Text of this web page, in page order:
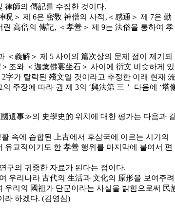
律師의 傳記를 수집한 것이다.
＞ 제 6은 密敎 神僧의 사적‚＜感通＞ 제 7은 勤
高僧의 傳記‚ ＜孝善＞ 제 9는 法俗을 통하여 孝
義解＞ 제 5 사이의 篇次상의 문제 점이 제기되
조와 ＜迦葉佛宴坐石＞ 사이에 衍文 비슷하게 있
2字가 탈락된 殘文일 것이라고 추정한 이래 현재 流
주장에 따라 권 제 3의 ‘興法第 三＇ 다음에 ‘塔
遺事≫의 史學史的 위치에 대한 평가는 다음과
속에 습합된 上古에서 후삼국에 이르는 시기의
교적이기도 한 孝善 행위를 마지막에 붙여서 편
구의 귀중한 자료가 된다는 점이다.
우리나라 古代의 生活과 文化의 原形을 보여주려
리의 國祖가 단군이라는 사실을 밝힘으로써 民
라 하겠다. (김영심)